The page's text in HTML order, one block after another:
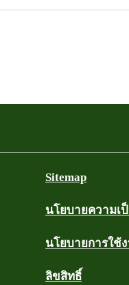
Sitemap
นโยบายความเ
นโยบายการใช้
ลิขสิทธิ์